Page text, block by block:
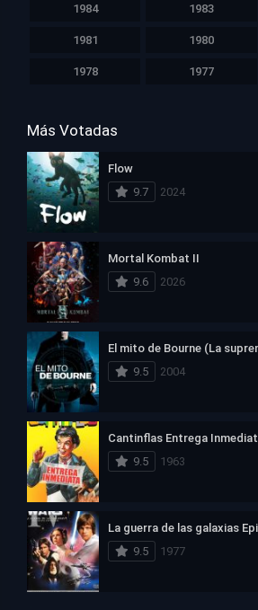
1984 1983
1981 1980
1978 1977
Más Votadas
Flow
9.7
2024
Mortal Kombat II
9.6
2026
El mito de Bourne (La
9.5
2004
Cantinflas Entrega
9.5
1963
9.5
1977